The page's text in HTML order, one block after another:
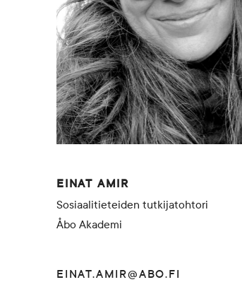
EINAT AMIR
Sosiaalitieteiden tutkijatohtori
Åbo Akademi
EINAT.AMIR@ABO.FI